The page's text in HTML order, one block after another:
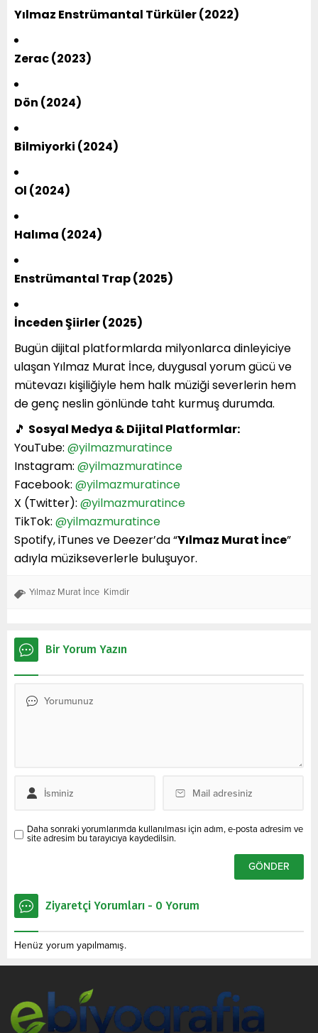
Yılmaz Enstrümantal Türküler (2022)
Zerac (2023)
Dön (2024)
Bilmiyorki (2024)
Ol (2024)
Halıma (2024)
Enstrümantal Trap (2025)
İnceden Şiirler (2025)
Bugün dijital platformlarda milyonlarca dinleyiciye
ulaşan Yılmaz Murat İnce, duygusal yorum gücü ve
mütevazı kişiliğiyle hem halk müziği severlerin hem
de genç neslin gönlünde taht kurmuş durumda.
🎵 Sosyal Medya & Dijital Platformlar:
YouTube: @yilmazmuratince
Instagram: @yilmazmuratince
Facebook: @yilmazmuratince
X (Twitter): @yilmazmuratince
TikTok: @yilmazmuratince
Spotify, iTunes ve Deezer’da “Yılmaz Murat İnce”
adıyla müzikseverlerle buluşuyor.
Yılmaz Murat İnce Kimdir
Bir Yorum Yazın
Daha sonraki yorumlarımda kullanılması için adım, e-posta adresim ve
site adresim bu tarayıcıya kaydedilsin.
Ziyaretçi Yorumları - 0 Yorum
Henüz yorum yapılmamış.